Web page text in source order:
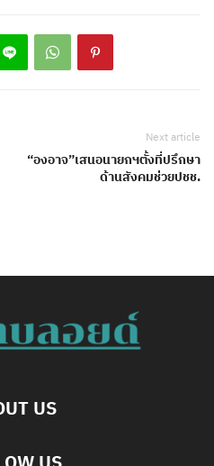
Next article
“องอาจ”เสนอนายกฯตั้งที่ปรึกษา
ด้านสังคมช่วยปชช.
US